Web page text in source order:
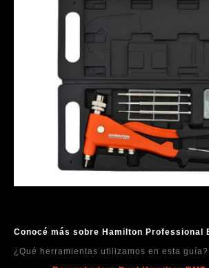
Conocé más sobre Hamilton Professional
¿Qué herramientas utilizamos en esta guía?